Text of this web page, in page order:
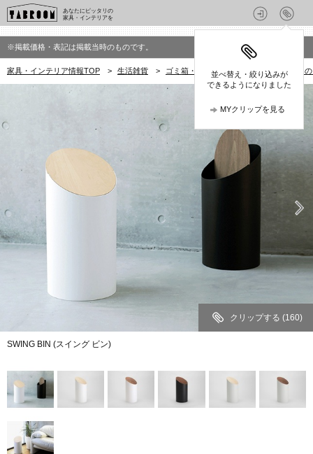
あなたにピッタリの
家具・インテリアを
並べ替え・絞り込みが
できるようになりました
MYクリップを見る
※掲載価格・表記は掲載当時のものです。
家具・インテリア情報TOP > 生活雑貨 > ゴミ箱・ごみ箱 > MOHEIM(モヘイム)
クリップする (160)
SWING BIN (スイング ビン)